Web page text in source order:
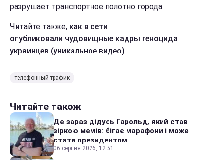
разрушает транспортное полотно города.
Читайте также, как в сети
опубликовали чудовищные кадры геноцида
украинцев (уникальное видео).
телефонный трафик
Читайте також
Де зараз дідусь Гарольд, який став
зіркою мемів: бігає марафони і може
стати президентом
06 серпня 2026, 12:51